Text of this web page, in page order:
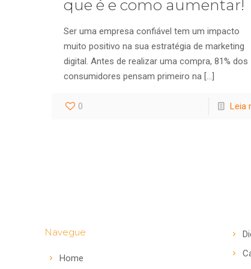
que é e como aumentar!
Ser uma empresa confiável tem um impacto
muito positivo na sua estratégia de marketing
digital. Antes de realizar uma compra, 81% dos
consumidores pensam primeiro na […]
0 Leia
Navegue
Home